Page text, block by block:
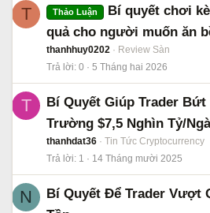
T Thảo Luận
Bí quyết chơi
quả cho người muốn ăn
thanhhuy0202
Review Sàn
Trả lời 0 5 Tháng hai 2026
T
Bí Quyết Giúp Trader Bứt
Trường $7,5 Nghìn Tỷ/
thanhdat36
Tin Tức Cryptocurrency
Trả lời 1 14 Tháng mười 2025
N
Bí Quyết Để Trader Vượt